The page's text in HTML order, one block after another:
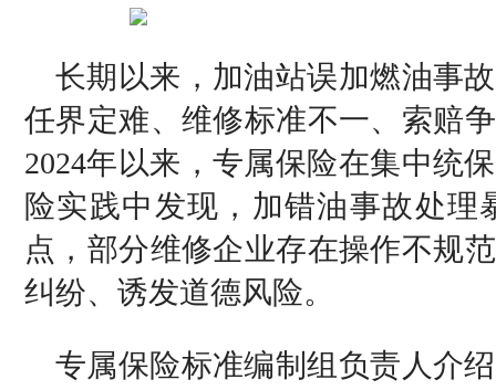
长期以来，加油站误加燃油事
任界定难、维修标准不一、索赔
2024年以来，专属保险在集中统
险实践中发现，加错油事故处
点，部分维修企业存在操作不规
纠纷、诱发道德风险。
专属保险标准编制组负责人介